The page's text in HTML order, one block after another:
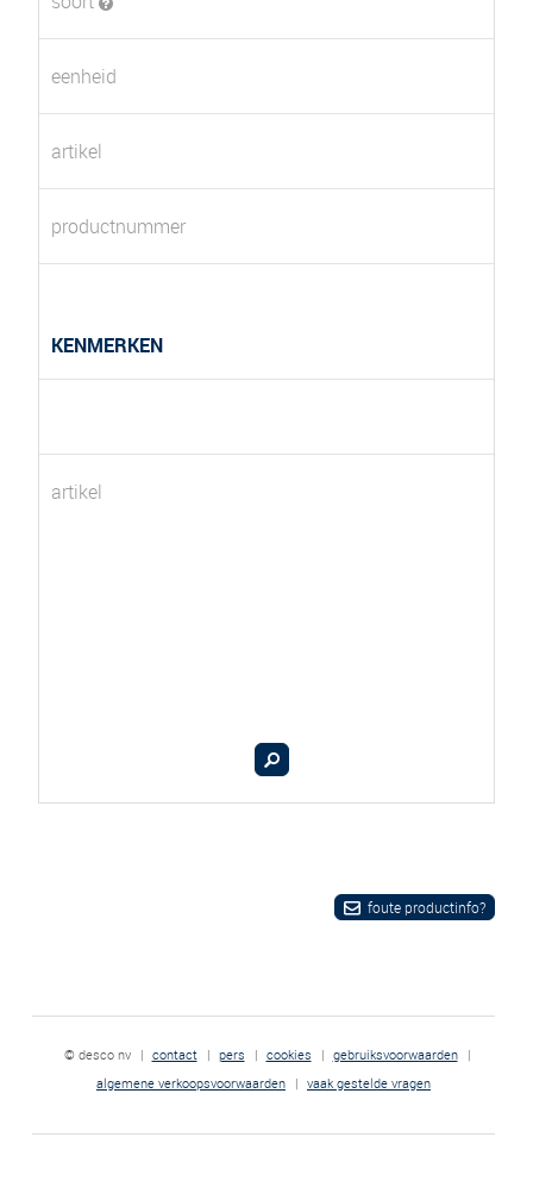
eenheid
artikel
productnummer
KENMERKEN
artikel
foute productinfo?
© desco nv | contact | pers | cookies | gebruiksvoorwaarden
|
algemene verkoopsvoorwaarden | vaak gestelde vragen